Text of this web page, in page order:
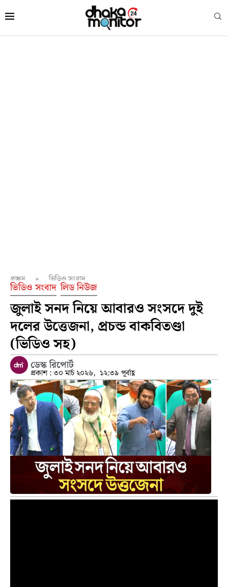
প্রচ্ছদ » ভিডিও সংবাদ
ভিডিও সংবাদ লিড নিউজ
জুলাই সনদ নিয়ে আবারও সংসদে দুই
দলের উত্তেজনা, প্রচন্ড বাকবিতণ্ডা
(ভিডিও সহ)
ডেস্ক রিপোর্ট
প্রকাশ :৩০ মার্চ ২০২৬, ১২:৩৯ পূর্বাহ্ণ